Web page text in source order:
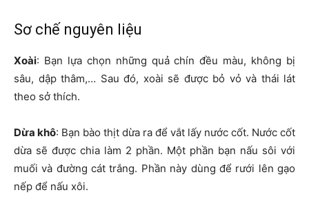
Sơ chế nguyên liệu
Xoài: Bạn lựa chọn những quả chín đều màu, không bị
sâu, dập thâm,… Sau đó, xoài sẽ được bỏ vỏ và thái lát
theo sở thích.
Dừa khô: Bạn bào thịt dừa ra để vắt lấy nước cốt. Nước cốt
dừa sẽ được chia làm 2 phần. Một phần bạn nấu sôi với
muối và đường cát trắng. Phần này dùng để rưới lên gạo
nếp để nấu xôi.